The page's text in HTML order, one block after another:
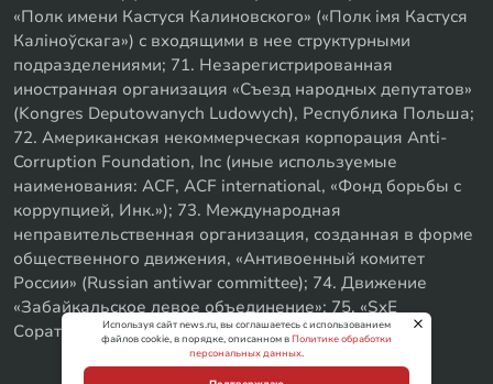
«Полк имени Кастуся Калиновского» («Полк iмя Кастуся
Калiноўскага») с входящими в нее структурными
подразделениями; 71. Незарегистрированная
иностранная организация «Съезд народных депутатов»
(Kongres Deputowanych Ludowych), Республика Польша;
72. Американская некоммерческая корпорация Anti-
Corruption Foundation, Inc (иные используемые
наименования: ACF, ACF international, «Фонд борьбы с
коррупцией, Инк.»); 73. Международная
неправительственная организация, созданная в форме
общественного движения, «Антивоенный комитет
России» (Russian antiwar committee); 74. Движение
«Забайкальское левое объединение»; 75. «SxE
Соратники с Уфы»Используя сайт news.ru, вы соглашаетесь с использованием
файлов cookie, в порядке, описанном вПолитике обработки
персональных данных.